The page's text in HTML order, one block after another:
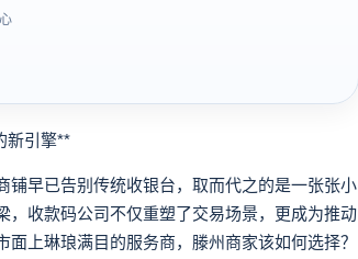
引擎**
早已告别传统收银台，取而代之的是一张张小
收款码公司不仅重塑了交易场景，更成为推动
上琳琅满目的服务商，滕州商家该如何选择？